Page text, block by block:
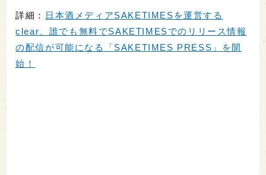
詳細：
日本酒メディアSAKETIMESを運営する
clear、誰でも無料でSAKETIMESでのリリース情報
の配信が可能になる「SAKETIMES PRESS」を開
始！